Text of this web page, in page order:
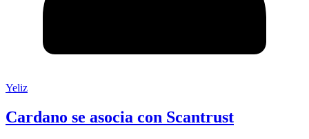
Yeliz
Cardano se asocia con Scantrust